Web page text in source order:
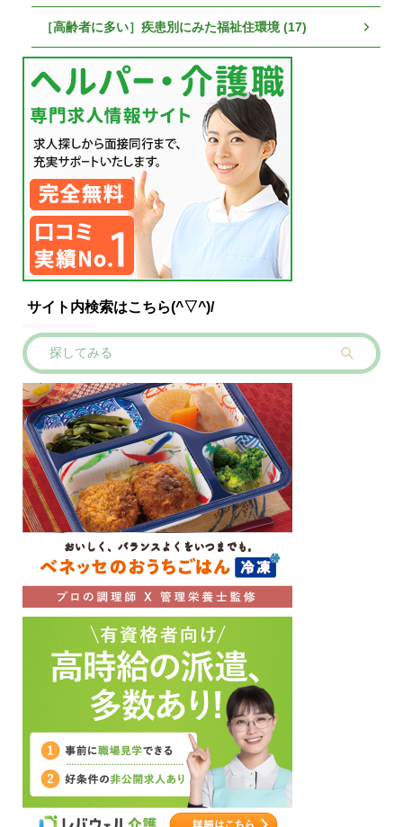
［高齢者に多い］疾患別にみた福祉住環境 (17)
サイト内検索はこちら(^▽^)/